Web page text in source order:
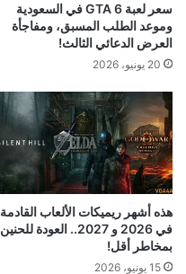
سعر لعبة GTA 6 في السعودية
وموعد الطلب المسبق، ومفاجأة
العرض الدعائي الثالث!
20 يونيو، 2026
هذه أشهر ريميكات الألعاب القادمة
في 2026 و 2027.. العودة للحنين
بمخاطر أقل!
15 يونيو، 2026